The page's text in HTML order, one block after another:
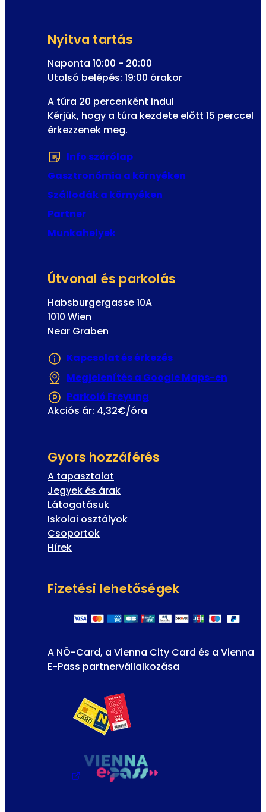
y
Nyitva tartás
Naponta 10:00 - 20:00
Utolsó belépés: 19:00 órakor
A túra 20 percenként indul
Kérjük, hogy a túra kezdete előtt 15 perccel
érkezzenek meg.
Info szórólap
Gasztronómia a környéken
Szállodák a környéken
Partner
Munkahelyek
Útvonal és parkolás
Habsburgergasse 10A
1010 Wien
Near Graben
Kapcsolat és érkezés
Megjelenítés a Google Maps-en
Parkoló Freyung
Akciós ár: 4,32€/óra
Gyors hozzáférés
A tapasztalat
Jegyek és árak
Látogatásuk
Iskolai osztályok
Csoportok
Hírek
Fizetési lehetőségek
A NÖ-Card, a Vienna City Card és a Vienna
E-Pass partnervállalkozása